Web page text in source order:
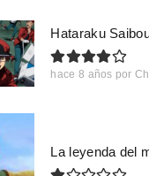
Hataraku
hace 8 años por
La leyenda del